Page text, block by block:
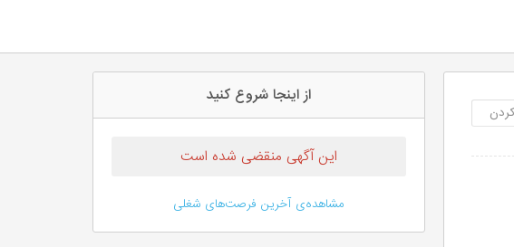
از اینجا شروع کنید
این آگهی منقضی شده است
مشاهده‌ی آخرین فرصت‌های شغلی